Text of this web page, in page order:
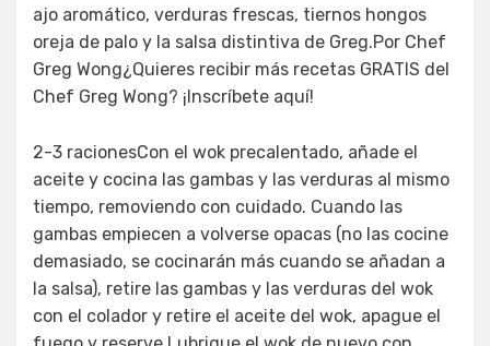
ajo aromático, verduras frescas, tiernos hongos
oreja de palo y la salsa distintiva de Greg.Por Chef
Greg Wong¿Quieres recibir más recetas GRATIS del
Chef Greg Wong? ¡Inscríbete aquí!
2-3 racionesCon el wok precalentado, añade el
aceite y cocina las gambas y las verduras al mismo
tiempo, removiendo con cuidado. Cuando las
gambas empiecen a volverse opacas (no las cocine
demasiado, se cocinarán más cuando se añadan a
la salsa), retire las gambas y las verduras del wok
con el colador y retire el aceite del wok, apague el